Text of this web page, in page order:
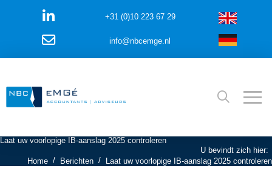
+31 (0)10 223 67 29
info@nbcemge.nl
Laat uw voorlopige IB-aanslag 2025 controleren
U bevindt zich hier:
Home / Berichten / Laat uw voorlopige IB-aanslag 2025 controleren